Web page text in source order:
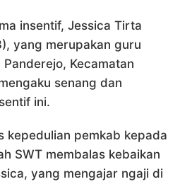
insentif, Jessica Tirta
yang merupakan guru
Kecamatan
senang dan
ini.
kepedulian pemkab kepada
SWT membalas kebaikan
yang mengajar ngaji di